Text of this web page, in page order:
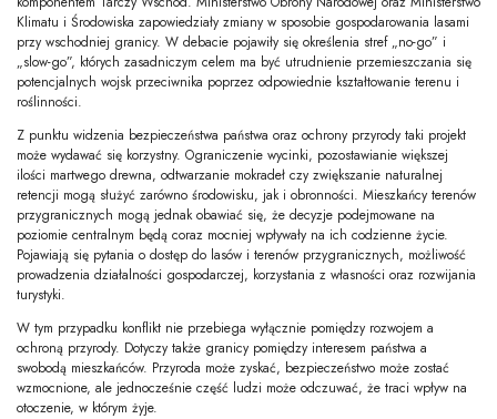
Klimatu i Środowiska zapowiedziały zmiany w sposobie gospodarowania lasami
przy wschodniej granicy. W debacie pojawiły się określenia stref „no-go” i
„slow-go”, których zasadniczym celem ma być utrudnienie przemieszczania się
potencjalnych wojsk przeciwnika poprzez odpowiednie kształtowanie terenu i
roślinności.
Z punktu widzenia bezpieczeństwa państwa oraz ochrony przyrody taki projekt
może wydawać się korzystny. Ograniczenie wycinki, pozostawianie większej
ilości martwego drewna, odtwarzanie mokradeł czy zwiększanie naturalnej
retencji mogą służyć zarówno środowisku, jak i obronności. Mieszkańcy terenów
przygranicznych mogą jednak obawiać się, że decyzje podejmowane na
poziomie centralnym będą coraz mocniej wpływały na ich codzienne życie.
Pojawiają się pytania o dostęp do lasów i terenów przygranicznych, możliwość
prowadzenia działalności gospodarczej, korzystania z własności oraz rozwijania
turystyki.
W tym przypadku konflikt nie przebiega wyłącznie pomiędzy rozwojem a
ochroną przyrody. Dotyczy także granicy pomiędzy interesem państwa a
swobodą mieszkańców. Przyroda może zyskać, bezpieczeństwo może zostać
wzmocnione, ale jednocześnie część ludzi może odczuwać, że traci wpływ na
otoczenie, w którym żyje.